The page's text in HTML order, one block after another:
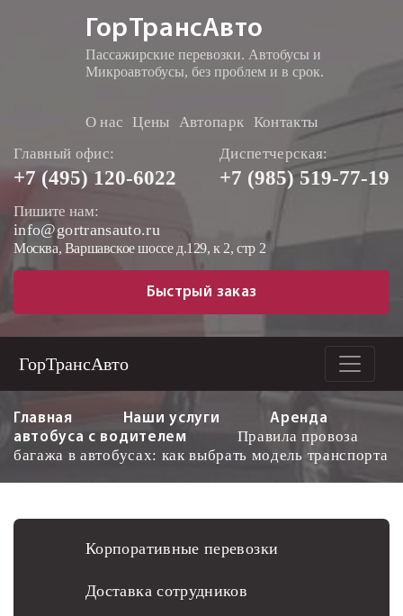
ГорТрансАвто
Пассажирские перевозки. Автобусы и
Микроавтобусы, без проблем и в срок.
О нас Цены Автопарк Контакты
Главный офис:
+7 (495) 120-6022
Диспетчерская:
+7 (985)519-77-19
Пишите нам:
info@gortransauto.ru
Москва, Варшавское шоссе д.129, к 2, стр 2
Быстрый заказ
ГорТрансАвто
Главная Наши услуги
Аренда
автобуса с водителем
Правила провоза
багажа в автобусах: как выбрать модель транспорта
Корпоративные перевозки
Доставка сотрудников